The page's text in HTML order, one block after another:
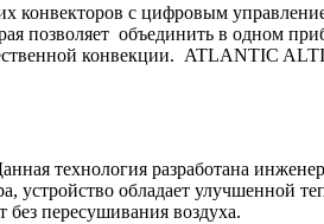
с цифровым
позволяет объединить в одном
конвекции. ATLANTIC
технология разработана
обладает улучшенной
без пересушивания воздуха.